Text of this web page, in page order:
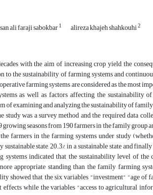
ali faraji sabokbar1 alireza khajeh shahkouhi2
with the aim of increasing crop yield the
the sustainability of farming systems and
farming systems are considered as the most
as well as factors affecting the sustainability
of examining and analyzing the sustainability of
was a survey method and the required data
seasons from 190 farmers in the family group
farmers in the farming systems under study
sustainable state, 20.3% in a sustainable state and
indicated that the sustainability level of
appropriate standing than the family farming
showed that the six variables "investment" "age
while the variables "access to agricultural